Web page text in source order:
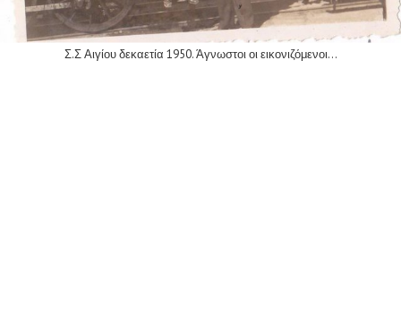
Σ.Σ Αιγίου δεκαετία 1950. Άγνωστοι οι εικονιζόμενοι…